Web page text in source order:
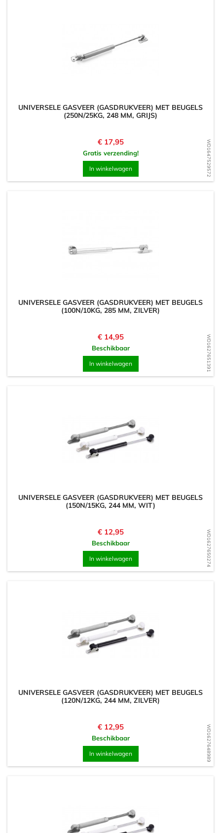
WD1647529572
UNIVERSELE GASVEER (GASDRUKVEER) MET BEUGELS
(250N/25KG, 248 MM, GRIJS)
Prijs
€ 17,95
Gratis verzending!
In winkelwagen
WD1627651391
UNIVERSELE GASVEER (GASDRUKVEER) MET BEUGELS
(100N/10KG, 285 MM, ZILVER)
Prijs
€ 14,95
Beschikbaar
In winkelwagen
WD1627650274
UNIVERSELE GASVEER (GASDRUKVEER) MET BEUGELS
(150N/15KG, 244 MM, WIT)
Prijs
€ 12,95
Beschikbaar
In winkelwagen
WD1627648989
UNIVERSELE GASVEER (GASDRUKVEER) MET BEUGELS
(120N/12KG, 244 MM, ZILVER)
Prijs
€ 12,95
Beschikbaar
In winkelwagen